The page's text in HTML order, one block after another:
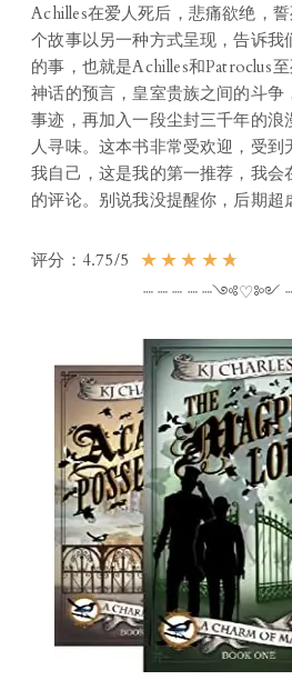
Achilles在爱人死后，悲痛欲绝，
个故事以另一种方式呈现，告诉我
的事，也就是Achilles和Patroclus
神话的预言，皇室贵族之间的斗争
事迹，再加入一段尘封三千年的浪
人寻味。这本书非常受欢迎，受
我自己，这是我的第一推荐，我会
的评论。别说我没提醒你，后期超
评分：4.75/5 ★★★ ★★
┈ ┈ ┈ ┈ ┈༺♡༻ ┈